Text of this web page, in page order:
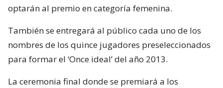
optarán al premio en categoría femenina.
También se entregará al público cada uno de los
nombres de los quince jugadores preseleccionados
para formar el ‘Once ideal’ del año 2013.
La ceremonia final donde se premiará a los